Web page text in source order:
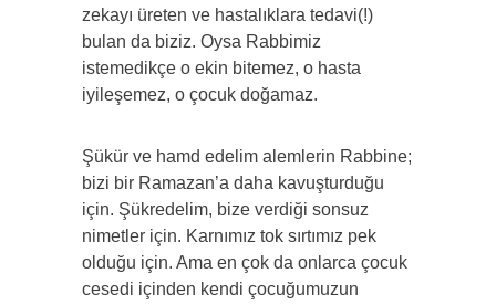
zekayı üreten ve hastalıklara tedavi(!)
bulan da biziz. Oysa Rabbimiz
istemedikçe o ekin bitemez, o hasta
iyileşemez, o çocuk doğamaz.
Şükür ve hamd edelim alemlerin Rabbine;
bizi bir Ramazan’a daha kavuşturduğu
için. Şükredelim, bize verdiği sonsuz
nimetler için. Karnımız tok sırtımız pek
olduğu için. Ama en çok da onlarca çocuk
cesedi içinden kendi çocuğumuzun